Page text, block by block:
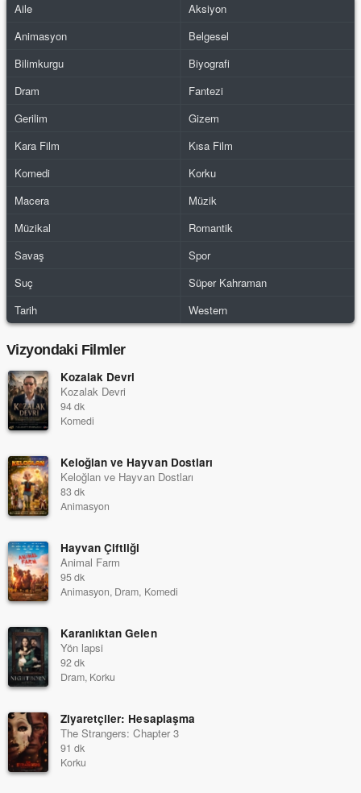
Aile
Aksiyon
Animasyon
Belgesel
Bilimkurgu
Biyografi
Dram
Fantezi
Gerilim
Gizem
Kara Film
Kısa Film
Komedi
Korku
Macera
Müzik
Müzikal
Romantik
Savaş
Spor
Suç
Süper Kahraman
Tarih
Western
Vizyondaki Filmler
Kozalak Devri
Kozalak Devri
94 dk
Komedi
Keloğlan ve Hayvan Dostları
Keloğlan ve Hayvan Dostları
83 dk
Animasyon
Hayvan Çiftliği
Animal Farm
95 dk
Animasyon, Dram, Komedi
Karanlıktan Gelen
Yön lapsi
92 dk
Dram, Korku
Ziyaretçiler: Hesaplaşma
The Strangers: Chapter 3
91 dk
Korku